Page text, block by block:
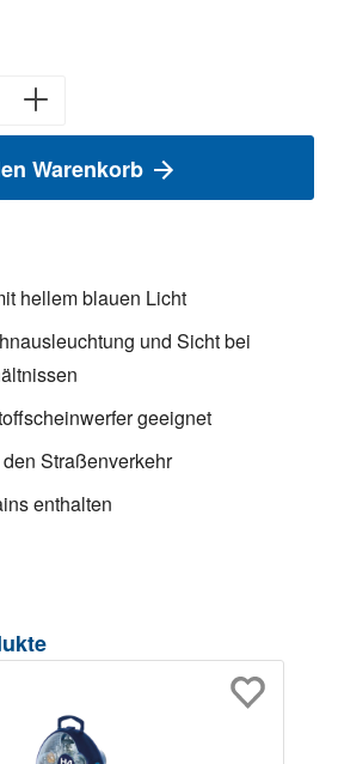
nicht verfügbar.)
Warenkorb
hellem blauen Licht
und Sicht bei
geeignet
Straßenverkehr
enthalten